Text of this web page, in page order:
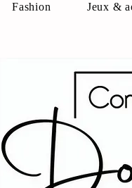
Fashion Jeux &